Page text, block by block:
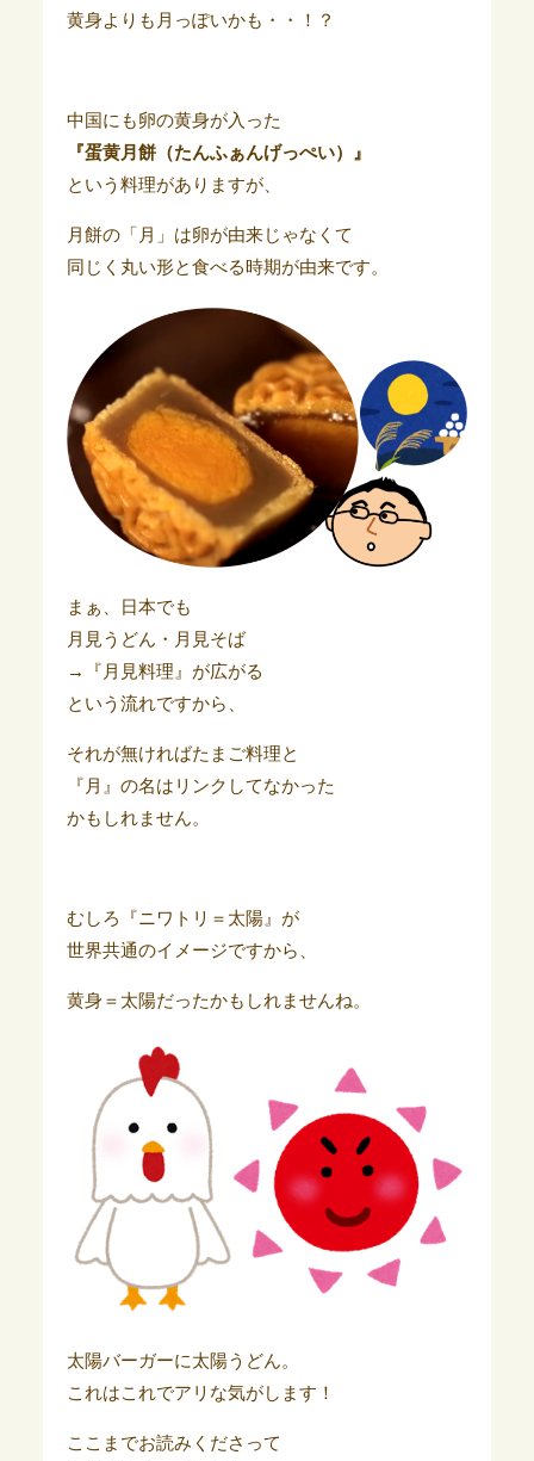
黄身よりも月っぽいかも・・！？
中国にも卵の黄身が入った
『蛋黄月餅（たんふぁんげっぺい）』
という料理がありますが、
月餅の「月」は卵が由来じゃなくて
同じく丸い形と食べる時期が由来です。
まぁ、日本でも
月見うどん・月見そば
→『月見料理』が広がる
という流れですから、
それが無ければたまご料理と
『月』の名はリンクしてなかった
かもしれません。
むしろ『ニワトリ＝太陽』が
世界共通のイメージですから、
黄身＝太陽だったかもしれませんね。
太陽バーガーに太陽うどん。
これはこれでアリな気がします！
ここまでお読みくださって